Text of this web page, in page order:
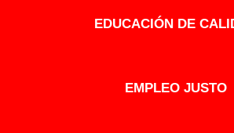
EDUCACIÓN DE
EMPLEO JUSTO